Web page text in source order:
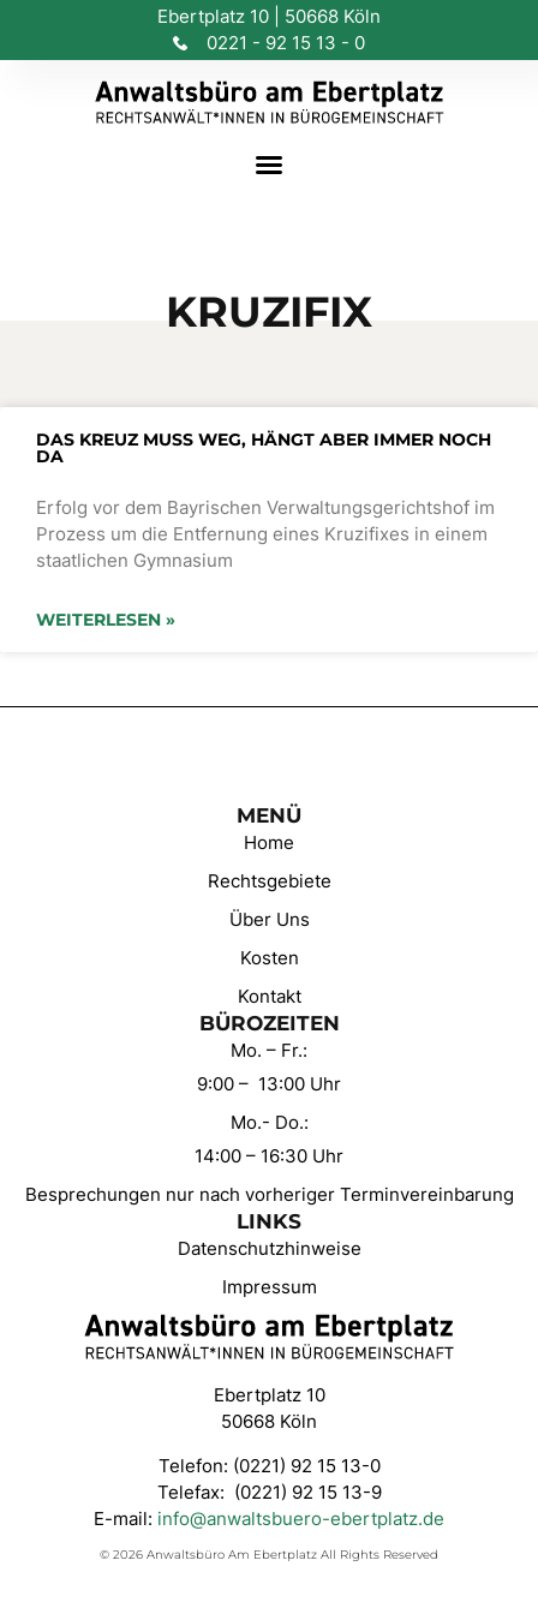
Ebertplatz 10 | 50668 Köln
0221 - 92 15 13 - 0
KRUZIFIX
DAS KREUZ MUSS WEG, HÄNGT ABER IMMER NOCH
DA
Erfolg vor dem Bayrischen Verwaltungsgerichtshof im
Prozess um die Entfernung eines Kruzifixes in einem
staatlichen Gymnasium
WEITERLESEN »
Ebertplatz 10
50668 Köln
Telefon: (0221) 92 15 13-0
Telefax: (0221) 92 15 13-9
E-mail: info@anwaltsbuero-ebertplatz.de
© 2026 Anwaltsbüro Am Ebertplatz All Rights Reserved
MENÜ
Home
Rechtsgebiete
Über Uns
Kosten
Kontakt
BÜROZEITEN
Mo. – Fr.:
9:00 – 13:00 Uhr
Mo.- Do.:
14:00 – 16:30 Uhr
Besprechungen nur nach vorheriger Terminvereinbarung
LINKS
Datenschutzhinweise
Impressum